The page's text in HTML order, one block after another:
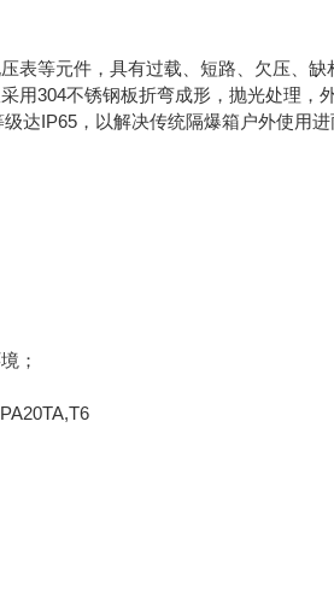
等元件，具有过载、短路、欠压、缺
304不锈钢板折弯成形，抛光处理，
达IP65，以解决传统隔爆箱户外使用
；